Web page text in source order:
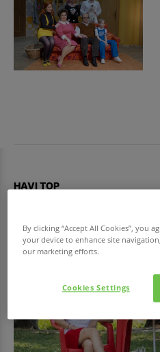
HAVI TOP
By clicking “Accept All Cookies”, you
your device to enhance site
our marketing efforts.
Cookies Settings